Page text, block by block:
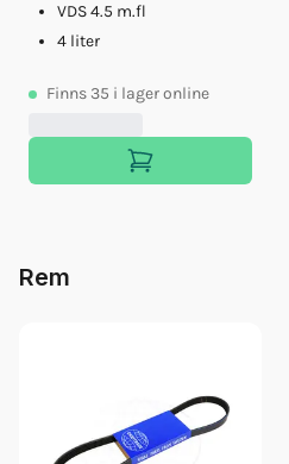
VDS 4.5 m.fl
4 liter
Finns 35 i lager online
Rem